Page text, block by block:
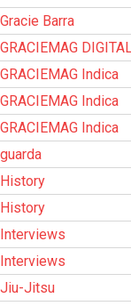
Gracie Barra
GRACIEMAG
GRACIEMAG Indica
GRACIEMAG Indica
GRACIEMAG Indica
guarda
History
History
Interviews
Interviews
Jiu-Jitsu